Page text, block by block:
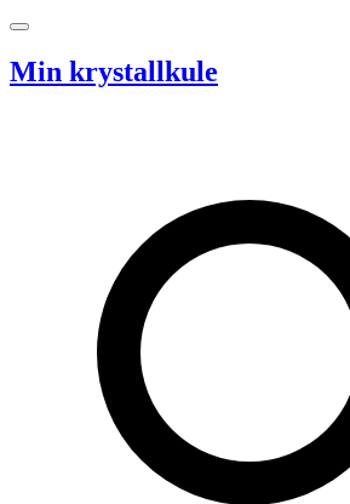
Hopp til innhold
Min krystallkule